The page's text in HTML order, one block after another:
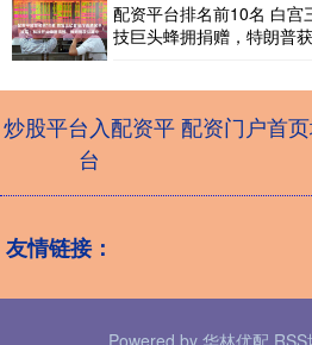
配资平台排名前10名 白宫
技巨头蜂拥捐赠，特朗普
炒股平台入配资平
台
配资门户首
友情链接：
Powered by 华林优配